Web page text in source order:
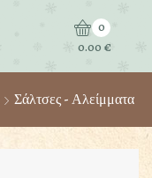
0
0.00€
Σάλτσες - Αλείμματα